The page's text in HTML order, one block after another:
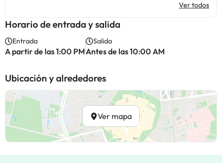
Ver todos
Horario de entrada y salida
Entrada
A partir de las 1:00 PM
Salida
Antes de las 10:00 AM
Ubicación y alrededores
Ver mapa